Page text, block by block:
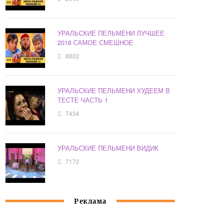
УРАЛЬСКИЕ ПЕЛЬМЕНИ ЛУЧШЕЕ
2018 САМОЕ СМЕШНОЕ
8802
УРАЛЬСКИЕ ПЕЛЬМЕНИ ХУДЕЕМ В
ТЕСТЕ ЧАСТЬ 1
7434
УРАЛЬСКИЕ ПЕЛЬМЕНИ ВИДИК
7172
Реклама